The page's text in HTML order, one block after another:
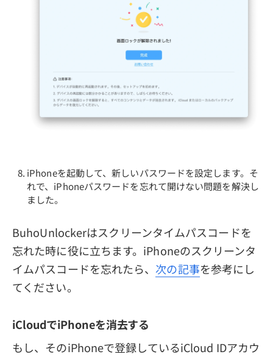
iPhoneを起動して、新しいパスワードを設定します。そ
れで、iPhoneパスワードを忘れて開けない問題を解決し
ました。
BuhoUnlockerはスクリーンタイムパスコードを
忘れた時に役に立ちます。iPhoneのスクリーンタ
イムパスコードを忘れたら、 次の記事を参考にし
てください。
iCloudでiPhoneを消去する
もし、そのiPhoneで登録しているiCloud IDアカウ